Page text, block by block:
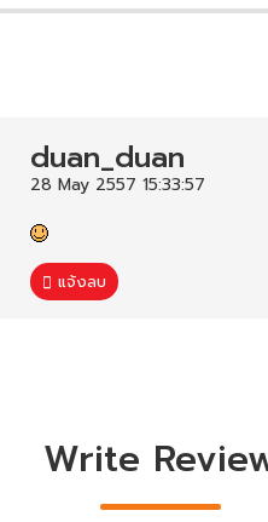
duan_duan
28 May 2557 15:33:57
แจ้งลบ
Write